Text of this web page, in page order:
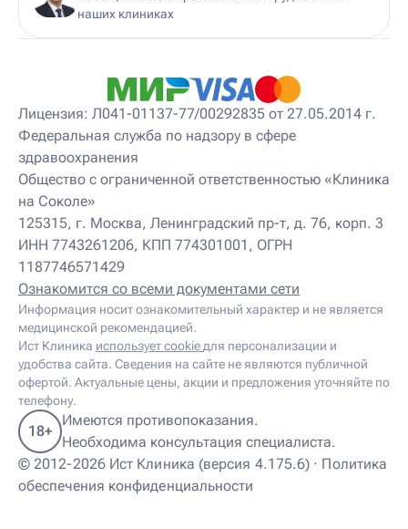
Детский мануальный терапевт
Детский массажист
Детский невропатолог
Детский нейропсихолог
Детский нутрициолог
Детский ортопед
Детский остеопат
Детский отоневролог
Детский подиатр
Детский психолог
Детский психотерапевт
Детский реабилитолог
Детский ревматолог
Детский рефлексотерапевт
Детский сомнолог
Детский спортивный врач
Детский травматолог
Детский травматолог-ортопед
Детский физиотерапевт
Детский эндокринолог
Диабетолог
Диетолог
И
Иглорефлексотерапевт
наших клиниках
Лицензия: Л041-01137-77/00292835 от 27.05.2014 г.
Федеральная служба по надзору в сфере
здравоохранения
Общество с ограниченной ответственностью «Клиника
на Соколе»
125315, г. Москва, Ленинградский пр-т, д. 76, корп. 3
ИНН 7743261206, КПП 774301001, ОГРН
1187746571429
Ознакомится со всеми документами сети
Информация носит ознакомительный характер и не является
медицинской рекомендацией.
Ист Клиника использует cookie для персонализации и
удобства сайта. Сведения на сайте не являются публичной
офертой. Актуальные цены, акции и предложения уточняйте по
телефону.
© 2012-2026 Ист Клиника (версия 4.175.6) · Политика
обеспечения конфиденциальности
Имеются противопоказания.
Необходима консультация специалиста.
18+